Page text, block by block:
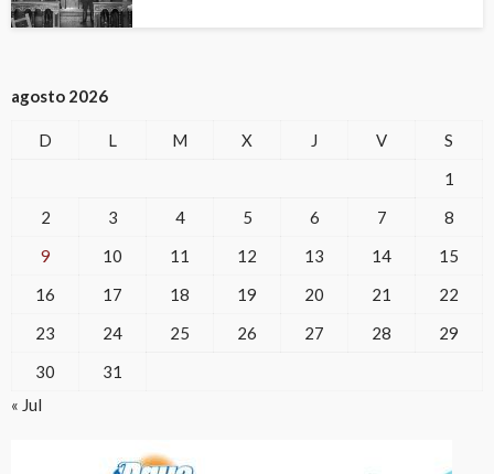
agosto 2026
D L M X J V
S
1
2
3 4 5 6 7
8
9
10 11 12 13 14
15
16
17 18 19 20 21
22
23
24 25 26 27 28
29
30
31
« Jul